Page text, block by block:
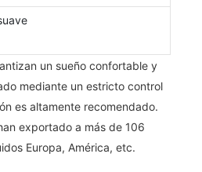
un sueño confortable y
mediante un estricto control
es altamente recomendado.
exportado a más de 106
Europa, América, etc.